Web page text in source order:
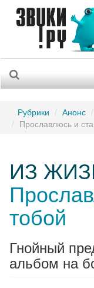
Рубрики Анонс
Прославлюсь и
ИЗ
тобой
Гнойный
альбом на